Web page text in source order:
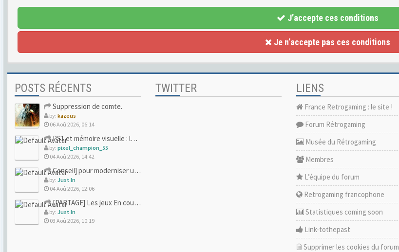
J’accepte ces conditions
Je n’accepte pas ces conditions
POSTS RÉCENTS
Suppression de comte.
by: kazeus
06 Aoû 2026, 06:14
PS1 et mémoire visuelle : le jeu qui vous a soufflé la premi
by: pixel_champion_55
04 Aoû 2026, 14:42
Conseil] pour moderniser un site (un peu trop) rétro
by: Just In
04 Aoû 2026, 12:06
[PARTAGE] Les jeux En cours/Terminés
by: Just In
03 Aoû 2026, 10:19
TWITTER LIENS
France Retrogaming : le site !
Forum Rétrogaming
Musée du Rétrogaming
Membres
L’équipe du forum
Retrogaming francophone
Statistiques coming soon
Link-tothepast
Supprimer les cookies du forum